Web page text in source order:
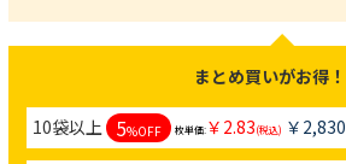
まとめ買いがお得！
10袋以上 5%OFF 枚単価:￥2.83(税込) ￥2,830